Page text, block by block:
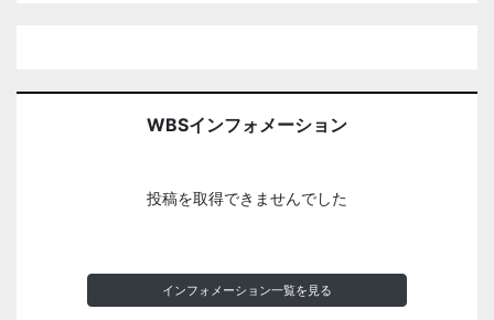
WBSインフォメーション
投稿を取得できませんでした
インフォメーション一覧を見る